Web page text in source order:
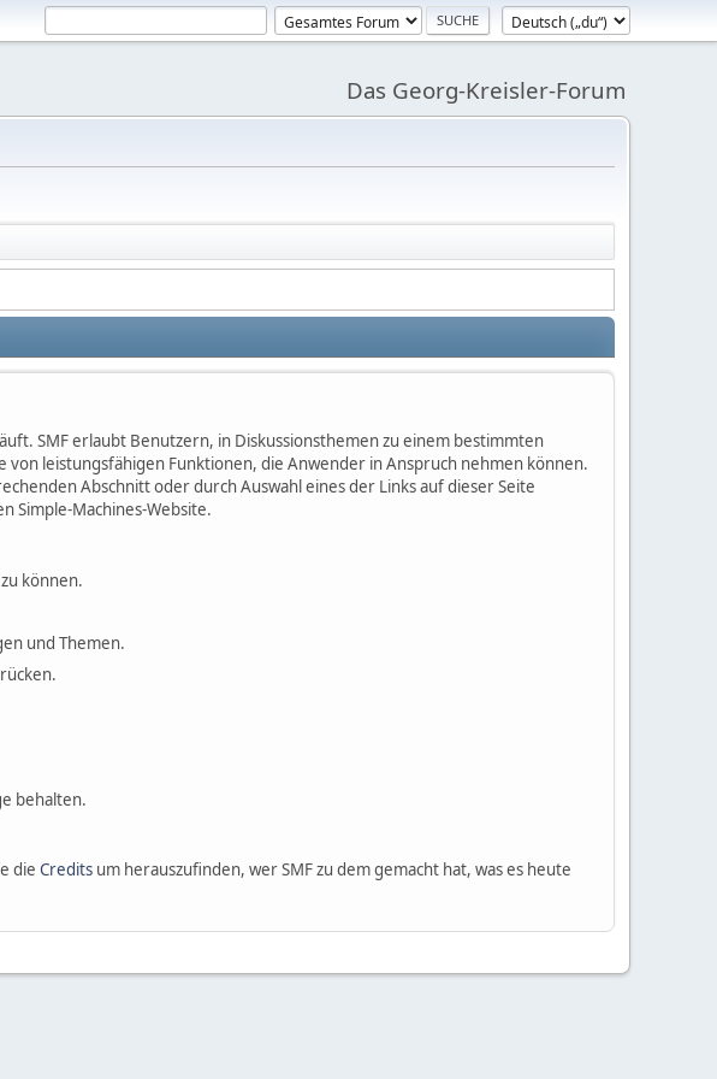
Das Georg-Kreisler-Forum
SMF erlaubt Benutzern, in Diskussionsthemen zu einem bestimmten
leistungsfähigen Funktionen, die Anwender in Anspruch nehmen können.
Abschnitt oder durch Auswahl eines der Links auf dieser Seite
Simple-Machines-Website.
können.
und Themen.
behalten.
die Credits um herauszufinden, wer SMF zu dem gemacht hat, was es heute